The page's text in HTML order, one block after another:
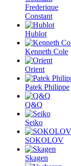
Frederique
Constant
Hublot
Kenneth Cole
Orient
Patek Philippe
Q&Q
Seiko
SOKOLOV
Skagen